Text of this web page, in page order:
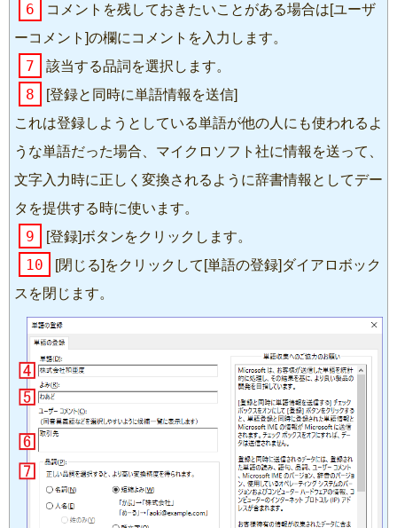
6
コメントを残しておきたいことがある場合は[ユーザ
ーコメント]の欄にコメントを入力します。
7 該当する品詞を選択します。
8
[登録と同時に単語情報を送信]
これは登録しようとしている単語が他の人にも使われるよ
うな単語だった場合、マイクロソフト社に情報を送って、
文字入力時に正しく変換されるように辞書情報としてデー
タを提供する時に使います。
9 [登録]ボタンをクリックします。
10
[閉じる]をクリックして[単語の登録]ダイアロボック
スを閉じます。